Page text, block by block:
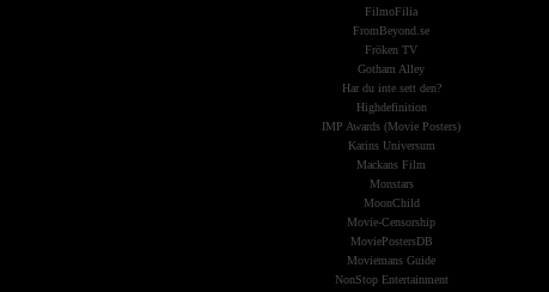
FilmoFilia
FromBeyond.se
Fröken TV
Gotham Alley
Har du inte sett den?
Highdefinition
IMP Awards (Movie Posters)
Karins Universum
Mackans Film
Monstars
MoonChild
Movie-Censorship
MoviePostersDB
Moviemans Guide
NonStop Entertainment